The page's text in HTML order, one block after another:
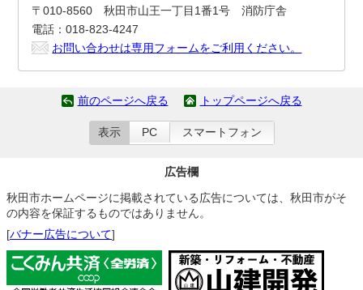
〒010-8560 秋田市山王一丁目1番1号 消防庁舎
電話：018-823-4247
お問い合わせは専用フォームをご利用ください。
前のページへ戻る トップページへ戻る
表示 PC スマートフォン
広告欄
秋田市ホームページに掲載されている広告については、秋田市がそ
の内容を保証するものではありません。
[バナー広告について]